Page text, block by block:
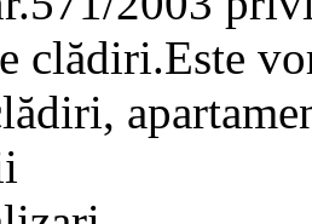
clădiri.Este